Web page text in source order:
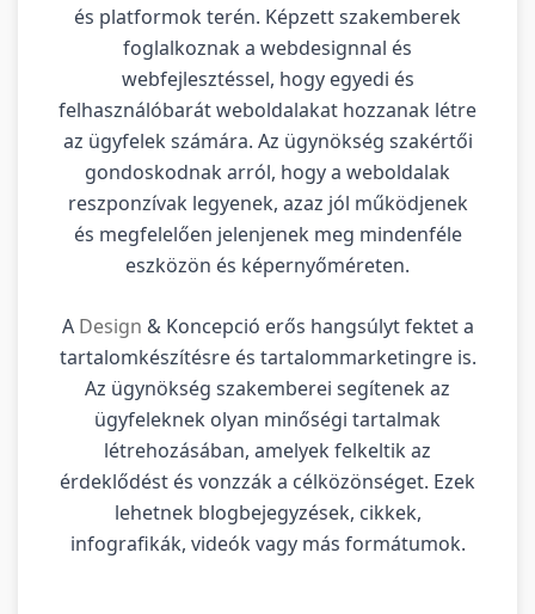
és platformok terén. Képzett szakemberek
foglalkoznak a webdesignnal és
webfejlesztéssel, hogy egyedi és
felhasználóbarát weboldalakat hozzanak létre
az ügyfelek számára. Az ügynökség szakértői
gondoskodnak arról, hogy a weboldalak
reszponzívak legyenek, azaz jól működjenek
és megfelelően jelenjenek meg mindenféle
eszközön és képernyőméreten.
A Design & Koncepció erős hangsúlyt fektet a
tartalomkészítésre és tartalommarketingre is.
Az ügynökség szakemberei segítenek az
ügyfeleknek olyan minőségi tartalmak
létrehozásában, amelyek felkeltik az
érdeklődést és vonzzák a célközönséget. Ezek
lehetnek blogbejegyzések, cikkek,
infografikák, videók vagy más formátumok.